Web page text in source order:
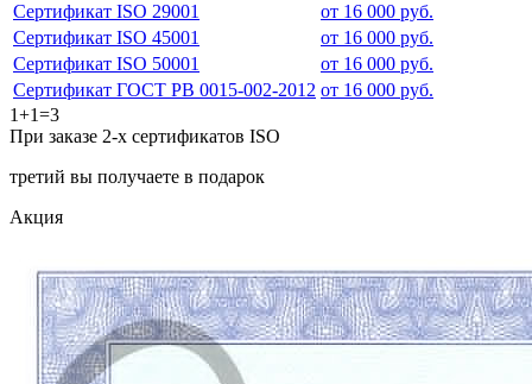
Сертификат ISO 29001
от 16 000 руб.
Сертификат ISO 45001
от 16 000 руб.
Сертификат ISO 50001
от 16 000 руб.
Сертификат ГОСТ РВ 0015-002-2012 от 16 000 руб.
1+1=3
При заказе 2-х сертификатов ISO
третий вы получаете в подарок
Акция